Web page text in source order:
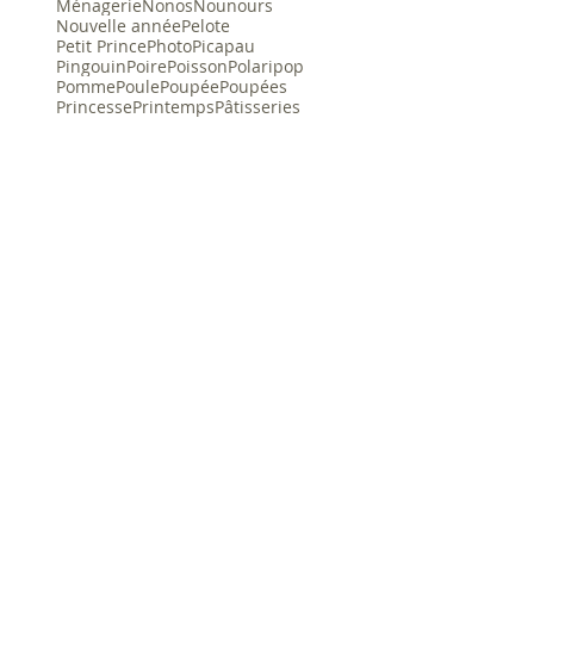
MénagerieNonosNounours
Nouvelle annéePelote
Petit PrincePhotoPicapau
PingouinPoirePoissonPolaripop
PommePoulePoupéePoupées
PrincessePrintempsPâtisseries